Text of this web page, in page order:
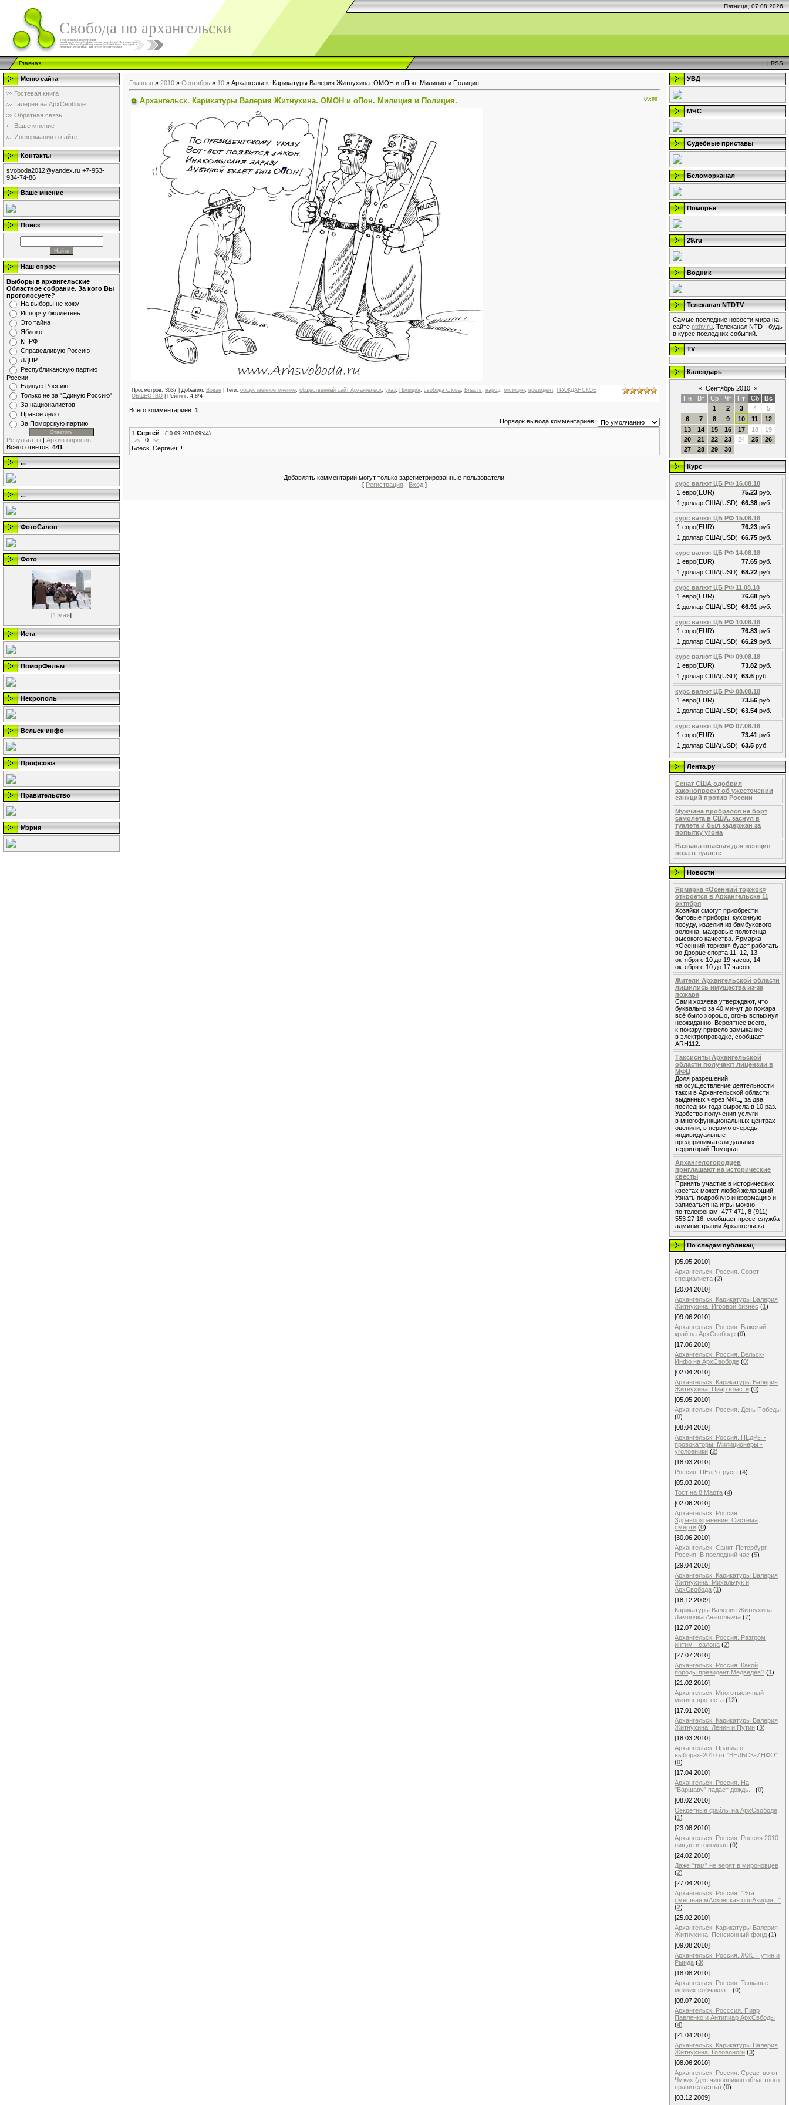
Пятница, 07.08.2026
Свобода по архангельски
Главная |RSS
Меню сайта
Гостевая книга
Галерея на АрхСвободе
Обратная связь
Ваше мнение
Информация о сайте
Контакты
svoboda2012@yandex.ru +7-953-
934-74-86
Ваше мнение
Поиск
Наш опрос
Выборы в архангельские
Областное собрание. За кого Вы
проголосуете?
На выборы не хожу
Испорчу бюллетень
Это тайна
Яблоко
КПРФ
Справедливую Россию
ЛДПР
Республиканскую партию
России
Единую Россию
Только не за "Единую Россию"
За националистов
Правое дело
За Поморскую партию
Результаты | Архив опросов
Всего ответов: 441
...
...
ФотоСалон
Фото
[1 мая]
Иста
ПоморФильм
Некрополь
Вельск инфо
Профсоюз
Правительство
Мэрия
Главная » 2010 » Сентябрь » 10 » Архангельск. Карикатуры Валерия Житнухина. ОМОН и оПон. Милиция и Полиция.
09:00
Архангельск. Карикатуры Валерия Житнухина. ОМОН и оПон. Милиция и Полиция.
Просмотров: 3637 | Добавил: Вован Теги: общественное мнение общественный сайт Архангельск указ Полиция свобода слова Власть народ милиция президент, ГРАЖДАНСКОЕ
ОБЩЕСТВО
Рейтинг: 4.8/4
Всего комментариев: 1
Порядок вывода комментариев:
1 Сергей (10.09.2010 09:44)
0
Блеск, Сергеич!!!
Добавлять комментарии могут только зарегистрированные пользователи.
[ Регистрация | Вход ]
УВД
МЧС
Судебные приставы
Беломорканал
Поморье
29.ru
Водник
Телеканал NTDTV
Самые последние новости мира на
сайте ntdtv.ru . Телеканал NTD - будь
в курсе последних событий.
TV
Календарь
« Сентябрь 2010 »
Пн
Вт Ср Чт Пт Сб
Вс
1
2 3 4
5
6
7 8 9 10 11
12
13
14 15 16 17 18
19
20
21 22 23 24 25
26
27
28 29 30
Курс
курс валют ЦБ РФ 16.08.18
1 евро(EUR)
75.23 руб.
1 доллар США(USD) 66.38 руб.
курс валют ЦБ РФ 15.08.18
1 евро(EUR)
76.23 руб.
1 доллар США(USD) 66.75 руб.
курс валют ЦБ РФ 14.08.18
1 евро(EUR)
77.65 руб.
1 доллар США(USD) 68.22 руб.
курс валют ЦБ РФ 11.08.18
1 евро(EUR)
76.68 руб.
1 доллар США(USD) 66.91 руб.
курс валют ЦБ РФ 10.08.18
1 евро(EUR)
76.83 руб.
1 доллар США(USD) 66.29 руб.
курс валют ЦБ РФ 09.08.18
1 евро(EUR)
73.82 руб.
1 доллар США(USD) 63.6 руб.
курс валют ЦБ РФ 08.08.18
1 евро(EUR)
73.56 руб.
1 доллар США(USD) 63.54 руб.
курс валют ЦБ РФ 07.08.18
1 евро(EUR)
73.41 руб.
1 доллар США(USD) 63.5 руб.
Лента.ру
Сенат США одобрил
законопроект об ужесточении
санкций против России
Мужчина пробрался на борт
самолета в США, заснул в
туалете и был задержан за
попытку угона
Названа опасная для женщин
поза в туалете
Новости
Ярмарка «Осенний торжок»
откроется в Архангельске 11
октября
Хозяйки смогут приобрести
бытовые приборы, кухонную
посуду, изделия из бамбукового
волокна, махровые полотенца
высокого качества. Ярмарка
«Осенний торжок» будет работать
во Дворце спорта 11, 12, 13
октября с 10 до 19 часов, 14
октября с 10 до 17 часов.
Жители Архангельской области
лишились имущества из-за
пожара
Сами хозяева утверждают, что
буквально за 40 минут до пожара
всё было хорошо, огонь вспыхнул
неожиданно. Вероятнее всего,
к пожару привело замыкание
в электропроводке, сообщает
ARH112.
Таксиситы Архангельской
области получают лицензии в
МФЦ
Доля разрешений
на осуществление деятельности
такси в Архангельской области,
выданных через МФЦ, за два
последних года выросла в 10 раз.
Удобство получения услуги
в многофункциональных центрах
оценили, в первую очередь,
индивидуальные
предприниматели дальних
территорий Поморья.
Архангелогородцев
приглашают на исторические
квесты
Принять участие в исторических
квестах может любой желающий.
Узнать подробную информацию и
записаться на игры можно
по телефонам: 477 471, 8 (911)
553 27 16, сообщает пресс-служба
администрации Архангельска.
По следам публикац
[05.05.2010]
Архангельск. Россия. Совет
специалиста (2)
[20.04.2010]
Архангельск. Карикатуры Валерия
Житнухина. Игровой бизнес (1)
[09.06.2010]
Архангельск. Россия. Важский
край на АрхСвободе (0)
[17.06.2010]
Архангельск. Россия. Вельск-
Инфо на АрхСвободе (0)
[02.04.2010]
Архангельск. Карикатуры Валерия
Житнухина. Пиар власти (0)
[05.05.2010]
Архангельск. Россия. День Побeды
(0)
[08.04.2010]
Архангельск. Россия. ПЕдРы -
провокаторы. Милиционеры -
уголовники (2)
[18.03.2010]
Россия. ПЕдРотрусы (4)
[05.03.2010]
Тост на 8 Марта (4)
[02.06.2010]
Архангельск. Россия.
Здравоохранение. Система
смерти (0)
[30.06.2010]
Архангельск. Санкт-Петербург.
Россия. В последний час (5)
[29.04.2010]
Архангельск. Карикатуры Валерия
Житнухина. Михальчук и
АрхСвобода (1)
[18.12.2009]
Карикатуры Валерия Житнухина.
Лампочка Анатольича (7)
[12.07.2010]
Архангельск. Россия. Разгром
интим - салона (2)
[27.07.2010]
Архангельск. Россия. Какой
породы президент Медведев? (1)
[21.02.2010]
Архангельск. Многотысячный
митинг протеста (12)
[17.01.2010]
Архангельск. Карикатуры Валерия
Житнухина. Ленин и Путин (3)
[18.03.2010]
Архангельск. Правда о
выборах-2010 от "ВЕЛЬСК-ИНФО"
(0)
[17.04.2010]
Архангельск. Россия. На
"Варшаву" падает дождь...
(0)
[08.02.2010]
Cекретные файлы на АрхСвободе
(1)
[23.08.2010]
Архангельск. Россия. Россия 2010
нищая и голодная (0)
[24.02.2010]
Даже "там" не верят в мироновцев
(2)
[27.04.2010]
Архангельск. Россия. "Эта
смешная мАсковская оппАзиция..."
(2)
[25.02.2010]
Архангельск. Карикатуры Валерия
Житнухина. Пенсионный фонд (1)
[09.08.2010]
Архангельск. Россия. ЖЖ, Путин и
Рында (3)
[18.08.2010]
Архангельск. Россия. Тявканье
мелких собчаков...
(0)
[08.07.2010]
Архангельск. Росссия. Пиар
Павленко и Антипиар АрхСвбоды
(4)
[21.04.2010]
Архангельск. Карикатуры Валерия
Житнухина. Головоноги (3)
[08.06.2010]
Архангельск. Россия. Средство от
Чужих (для чиновников областного
правительства) (0)
[03.12.2009]